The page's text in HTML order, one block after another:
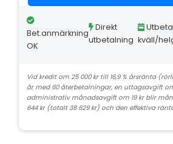
Bet.anmärkning
OK
Direkt
utbetalning kväll/
Vid kredit om 25 000 kr till 16,9 % årsränta
år med 60 återbetalningar, en uttagsavgift
administrativ månadsavgift om 19 kr blir
644 kr (totalt 38 629 kr) och den effektiva